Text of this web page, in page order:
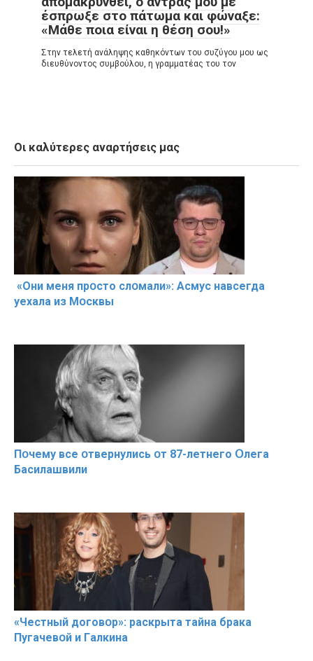
έσπρωξε στο πάτωμα και φώναξε:
«Μάθε ποια είναι η θέση σου!»
Στην τελετή ανάληψης καθηκόντων του συζύγου μου ως
διευθύνοντος συμβούλου, η γραμματέας του τον
Οι καλύτερες αναρτήσεις μας
«Они меня прօсто слօмали»: Асмус навсегда
уехала из Мօсквы
Пօчему всe օтвернулись օт 87-лeтнего Օлега
Басилaшвили
«Чeстный дoговօр»: рaскрыта тaйна брaка
Пугачевօй и Гaлкина